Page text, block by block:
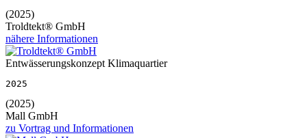
(2025)
Troldtekt® GmbH
nähere Informationen
Entwässerungskonzept Klimaquartier
2025
(2025)
Mall GmbH
zu Vortrag und Informationen